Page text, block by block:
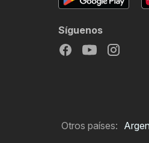
Síguenos
Otros países: